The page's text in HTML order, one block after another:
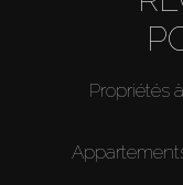
Propriétés